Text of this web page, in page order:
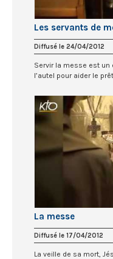
Les servants de
Diffusé le 24/04/2012
Servir la messe est un
l’autel pour aider le
La messe
Diffusé le 17/04/2012
La veille de sa mort,